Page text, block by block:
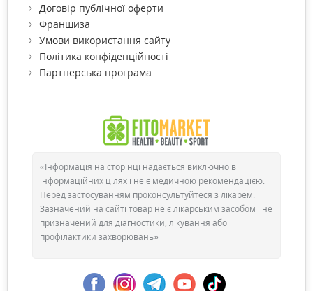
Договір публічної оферти
Франшиза
Умови використання сайту
Політика конфіденційності
Партнерська програма
«Інформація на сторінці надається виключно в
інформаційних цілях і не є медичною рекомендацією.
Перед застосуванням проконсультуйтеся з лікарем.
Зазначений на сайті товар не є лікарським засобом і не
призначений для діагностики, лікування або
профілактики захворювань»